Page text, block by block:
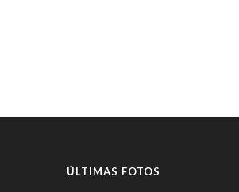
ÚLTIMAS FOTOS